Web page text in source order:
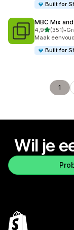
Built for
MBC Mix
4,9van 5
(351)
351 •
Maak
Built for
1
Wil je